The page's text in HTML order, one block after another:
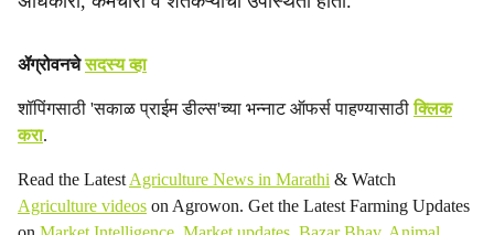
ॲग्रोवनचेसदस्य व्हा
शॉपिंगसाठी 'सकाळ प्राईम डील्स'च्या भन्नाट ऑफर्स पाहण्यासाठीक्लिक
करा.
Read the Latest Agriculture News in Marathi & Watch
Agriculture videos on Agrowon. Get the Latest Farming Updates